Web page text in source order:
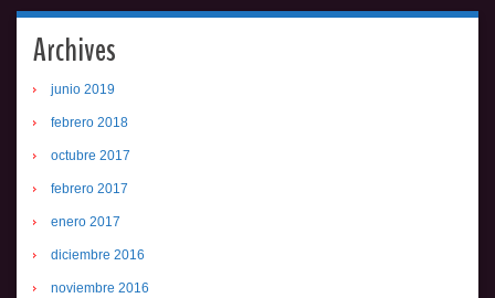
Archives
junio 2019
febrero 2018
octubre 2017
febrero 2017
enero 2017
diciembre 2016
noviembre 2016